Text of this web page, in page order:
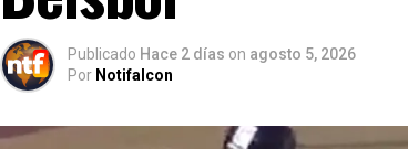
Publicado Hace 2 días on agosto 5, 2026
Por Notifalcon